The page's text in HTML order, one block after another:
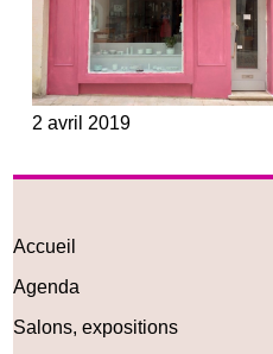
2 avril 2019
Accueil
Agenda
Salons, expositions